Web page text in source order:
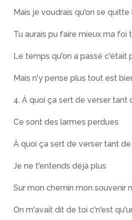
Mais je voudrais qu'on se quitte
Tu aurais pu faire mieux ma foi
Le temps qu'on a passé c'était
Mais n'y pense plus tout est
4. À quoi ça sert de verser tant
Ce sont des larmes perdues
À quoi ça sert de verser tant
Je ne t'entends déjà plus
Sur mon chemin mon souvenir
On m'avait dit de toi c'n'est